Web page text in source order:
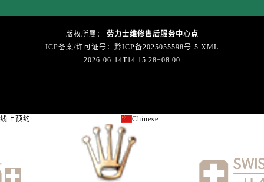
节假日正常营业！
版权所属：
劳力士维修售后服务中心点
ICP备案/许可证号：黔ICP备2025055598号-5 XML
2026-06-14T14:15:28+08:00
线上预约 Chinese